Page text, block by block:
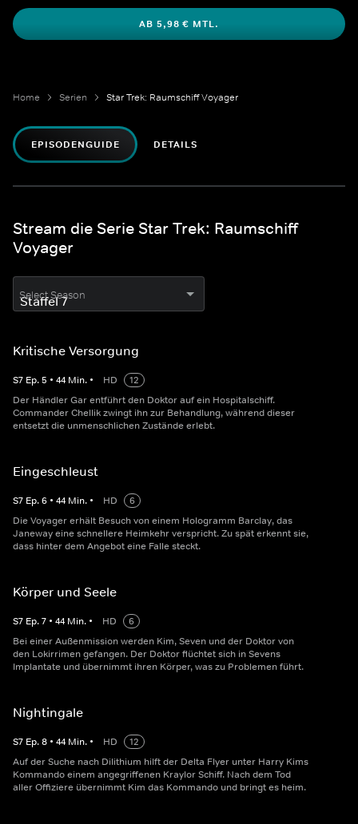
Lichtjahren überwinden, was bei maximalem Warp ohne
Unterbrechungen eine Dauer von etwa 70 Jahren bedeuten
AB 5,98 € MTL.
Home Serien Star Trek: Raumschiff Voyager
EPISODENGUIDE DETAILS
Stream die Serie Star Trek: Raumschiff
Voyager
Select Season
Kritische Versorgung
S7 Ep.5 • 44 Min. • HD
12
Der Händler Gar entführt den Doktor auf ein Hospitalschiff.
Commander Chellik zwingt ihn zur Behandlung, während dieser
entsetzt die unmenschlichen Zustände erlebt.
Eingeschleust
S7 Ep.6 • 44 Min. • HD
6
Die Voyager erhält Besuch von einem Hologramm Barclay, das
Janeway eine schnellere Heimkehr verspricht. Zu spät erkennt sie,
dass hinter dem Angebot eine Falle steckt.
Körper und Seele
S7 Ep.7 • 44 Min. • HD
6
Bei einer Außenmission werden Kim, Seven und der Doktor von
den Lokirrimen gefangen. Der Doktor flüchtet sich in Sevens
Implantate und übernimmt ihren Körper, was zu Problemen führt.
Nightingale
S7 Ep.8 • 44 Min. • HD
12
Auf der Suche nach Dilithium hilft der Delta Flyer unter Harry Kims
Kommando einem angegriffenen Kraylor Schiff. Nach dem Tod
aller Offiziere übernimmt Kim das Kommando und bringt es heim.